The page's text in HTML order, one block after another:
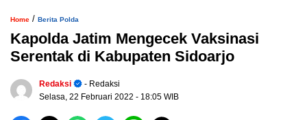
Home / Berita Polda
Kapolda Jatim Mengecek Vaksinasi
Serentak di Kabupaten Sidoarjo
Redaksi
- Redaksi
Selasa, 22 Februari 2022 - 18:05 WIB